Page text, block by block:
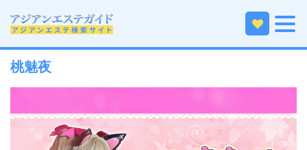
ホーム 中部エリアのアジアンエステ
愛知のアジアンエステ 東三河・豊橋・豊川のアジアンエステ
桃魅夜